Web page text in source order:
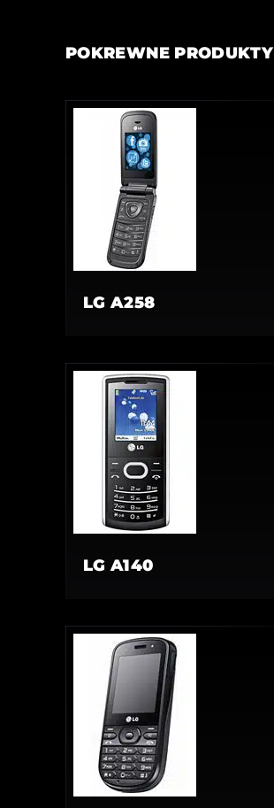
POKREWNE PRODUKTY
LG A258
LG A140